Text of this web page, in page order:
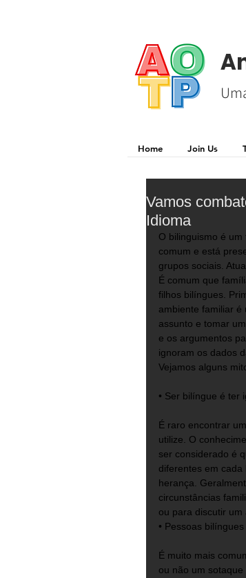
Home Join Us
Vamos
Idioma
O bilinguismo é
comum e está
grupos sociais.
É comum que
filhos bilíngues.
ambiente familiar é
assunto e tomar
e os argumentos
ignoram os dados
Vejamos alguns
• Ser bilíngue é ter
É raro encontrar
utilize. O
ser considerado é
diferentes em
herança.
circunstâncias
ou para discutir um
• Pessoas
É muito mais
ou não um